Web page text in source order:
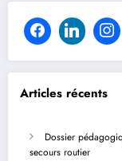
Articles récents
Dossier
secours routier